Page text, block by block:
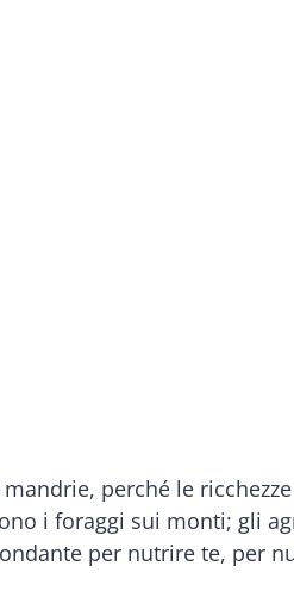
perché le
i foraggi sui monti; gli
per nutrire te, per